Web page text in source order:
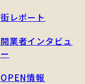
街レポート
開業者インタビュ
ー
OPEN情報